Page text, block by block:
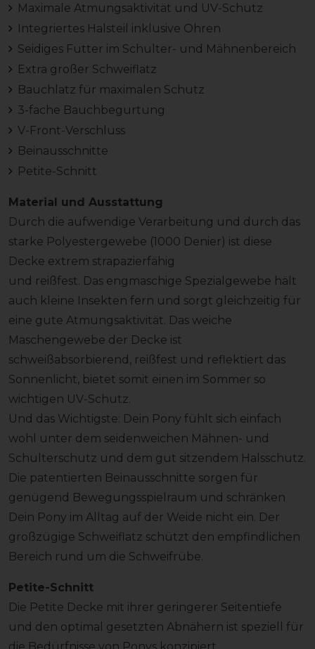
Maximale Atmungsaktivität und UV-Schutz
Integriertes Halsteil inklusive Ohren
Seidiges Futter im Schulter- und Mähnenbereich
Extra großer Schweiflatz
Bauchlatz für maximalen Schutz
3-fache Bauchbegurtung
V-Front-Verschluss
Beinausschnitte
Petite-Schnitt
Material und Ausstattung
Durch die aufwendige Verarbeitung und durch das
starke Polyestergewebe (1000 Denier) ist diese
Decke extrem strapazierfähig
und reißfest. Das engmaschige Spezialgewebe hält
auch kleine Insekten fern und sorgt gleichzeitig für
eine gute Atmungsaktivität. Das weiche
Maschengewebe der Decke ist
schweißabsorbierend, reißfest und reflektiert das
Sonnenlicht, bietet somit einen im Sommer so
wichtigen UV-Schutz.
Und das Wichtigste: Dein Pony fühlt sich einfach
wohl unter dem seidenweichen Mähnen- und
Schulterschutz und dem gut sitzendem Halsschutz.
Die patentierten Beinausschnitte sorgen für
genügend Bewegungsspielraum und schränken
Dein Pony im Alltag auf der Weide nicht ein. Der
großzügige Schweiflatz schützt den empfindlichen
Bereich rund um die Schweifrübe.
Petite-Schnitt
Die Petite Decke mit ihrer geringerer Seitentiefe
und den optimal gesetzten Abnähern ist speziell für